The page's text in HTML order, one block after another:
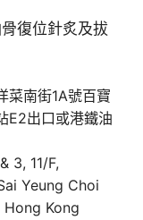
菜南街1A號百寶
E2出口或港鐵油
3, 11/F,
Yeung Choi
Kong